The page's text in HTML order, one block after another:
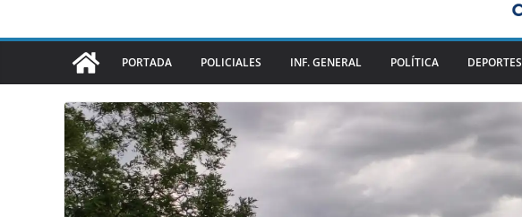
PORTADA POLICIALES INF. GENERAL POLÍTICA DEPORTES